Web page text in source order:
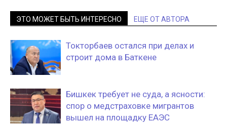
ЭТО МОЖЕТ БЫТЬ ИНТЕРЕСНО ЕЩЕ ОТ АВТОРА
Токторбаев остался при делах и
строит дома в Баткене
Бишкек требует не суда, а ясности:
спор о медстраховке мигрантов
вышел на площадку ЕАЭС